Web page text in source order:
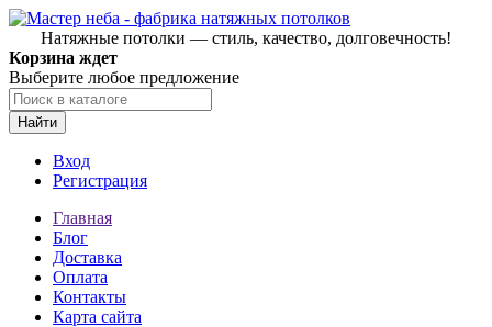
Натяжные потолки — стиль, качество, долговечность!
Корзина ждет
Выберите любое предложение
Найти
Вход
Регистрация
Главная
Блог
Доставка
Оплата
Контакты
Карта сайта